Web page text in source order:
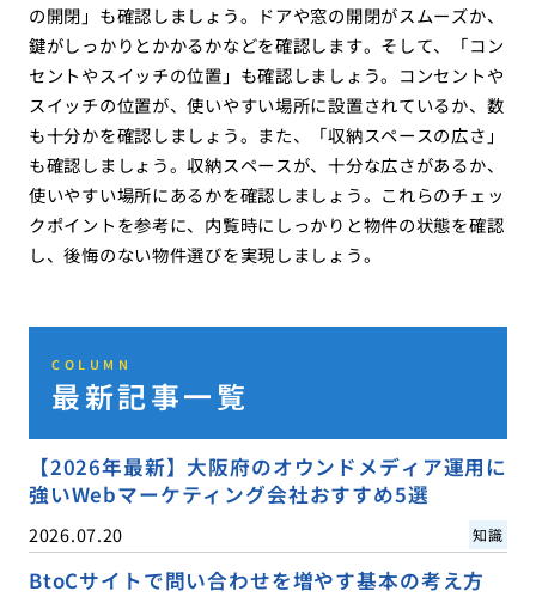
の開閉」も確認しましょう。ドアや窓の開閉がスムーズか、
鍵がしっかりとかかるかなどを確認します。そして、「コン
セントやスイッチの位置」も確認しましょう。コンセントや
スイッチの位置が、使いやすい場所に設置されているか、数
も十分かを確認しましょう。また、「収納スペースの広さ」
も確認しましょう。収納スペースが、十分な広さがあるか、
使いやすい場所にあるかを確認しましょう。これらのチェッ
クポイントを参考に、内覧時にしっかりと物件の状態を確認
し、後悔のない物件選びを実現しましょう。
COLUMN
最新記事一覧
【2026年最新】大阪府のオウンドメディア運用に
強いWebマーケティング会社おすすめ5選
2026.07.20 知識
BtoCサイトで問い合わせを増やす基本の考え方